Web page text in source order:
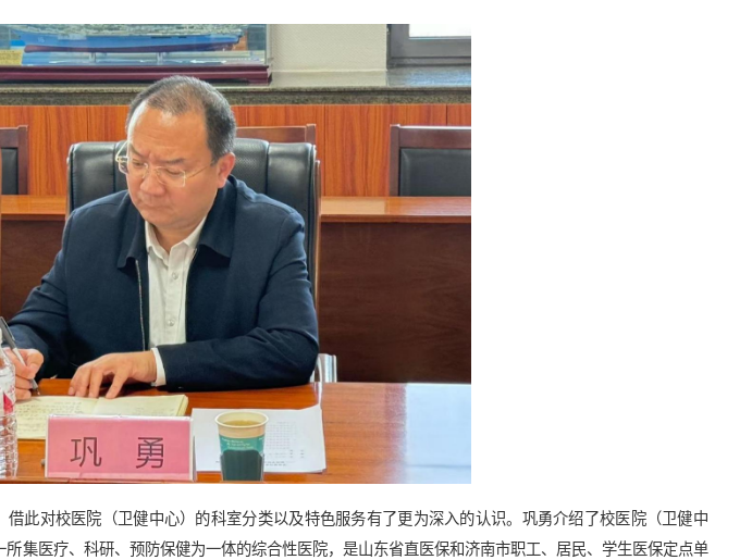
此对校医院（卫健中心）的科室分类以及特色服务有了更为深入的认识。巩勇介绍了校医院（卫健中
所集医疗、科研、预防保健为一体的综合性医院，是山东省直医保和济南市职工、居民、学生医保定点单